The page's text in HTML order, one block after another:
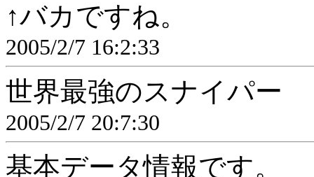
↑バカですね。
2005/2/7 16:2:33
世界最強のスナイパー
2005/2/7 20:7:30
基本データ情報です。